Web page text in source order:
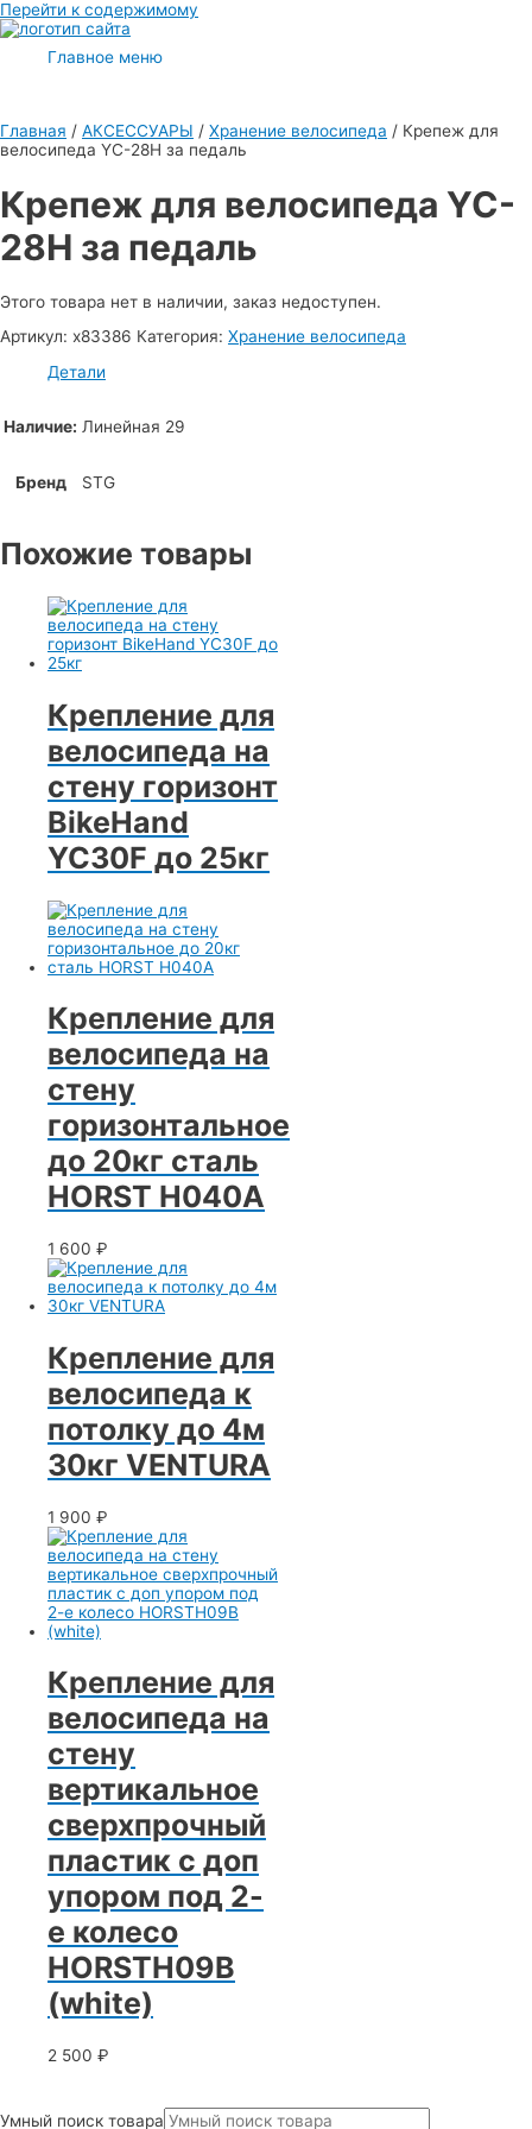
Перейти к содержимому
Главное меню
Главная / АКСЕССУАРЫ / Хранение велосипеда / Крепеж для
велосипеда YC-28H за педаль
Крепеж для велосипеда YC-
28H за педаль
Этого товара нет в наличии, заказ недоступен.
Артикул: х83386 Категория: Хранение велосипеда
Детали
Наличие: Линейная 29
Бренд STG
Похожие товары
Крепление для
велосипеда на
стену горизонт
BikeHand
YC30F до 25кг
Крепление для
велосипеда на
стену
горизонтальное
до 20кг сталь
HORST H040A
1 600 ₽
Крепление для
велосипеда к
потолку до 4м
30кг VENTURA
1 900 ₽
Крепление для
велосипеда на
стену
вертикальное
сверхпрочный
пластик с доп
упором под 2-
е колесо
HORSTH09B
(white)
2 500 ₽
Умный поиск товара